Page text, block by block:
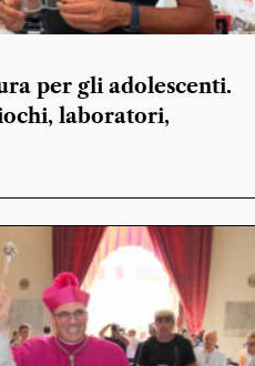
per gli adolescenti.
laboratori,